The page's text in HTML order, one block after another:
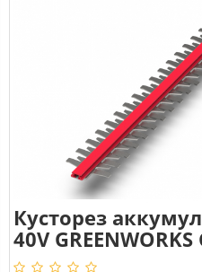
Кусторез
40V GREENWORKS